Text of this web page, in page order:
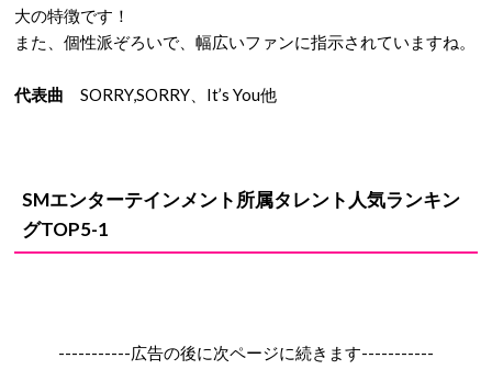
大の特徴です！
また、個性派ぞろいで、幅広いファンに指示されていますね。
代表曲 SORRY,SORRY、It’s You他
SMエンターテインメント所属タレント人気ランキン
グTOP5-1
-----------広告の後に次ページに続きます-----------